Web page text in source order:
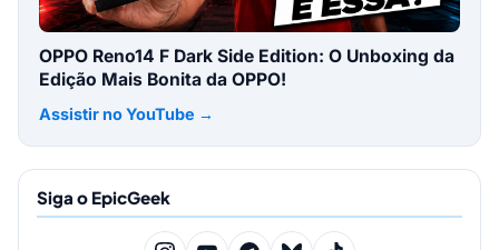
OPPO Reno14 F Dark Side Edition: O Unboxing da
Edição Mais Bonita da OPPO!
Assistir no YouTube →
Siga o EpicGeek